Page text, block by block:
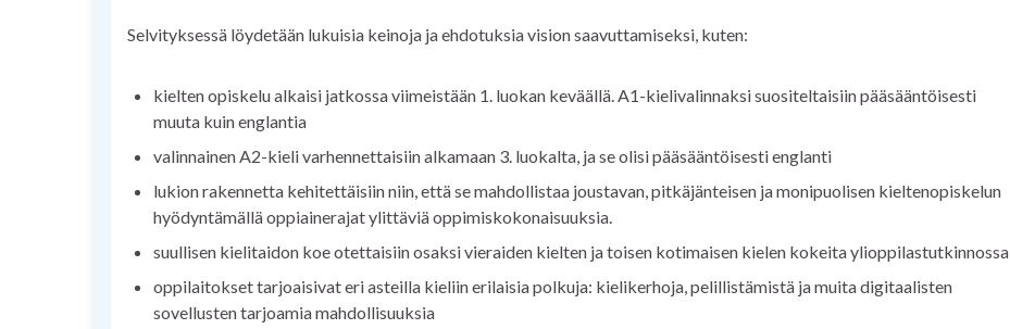
Selvityksessä löydetään lukuisia keinoja ja ehdotuksia vision saavuttamiseksi, kuten:
kielten opiskelu alkaisi jatkossa viimeistään 1. luokan keväällä. A1-kielivalinnaksi suositeltaisiin pääsääntöisesti
muuta kuin englantia
valinnainen A2-kieli varhennettaisiin alkamaan 3. luokalta, ja se olisi pääsääntöisesti englanti
lukion rakennetta kehitettäisiin niin, että se mahdollistaa joustavan, pitkäjänteisen ja monipuolisen kieltenopiskelun
hyödyntämällä oppiainerajat ylittäviä oppimiskokonaisuuksia.
suullisen kielitaidon koe otettaisiin osaksi vieraiden kielten ja toisen kotimaisen kielen kokeita ylioppilastutkinnossa
oppilaitokset tarjoaisivat eri asteilla kieliin erilaisia polkuja: kielikerhoja, pelillistämistä ja muita digitaalisten
sovellusten tarjoamia mahdollisuuksia